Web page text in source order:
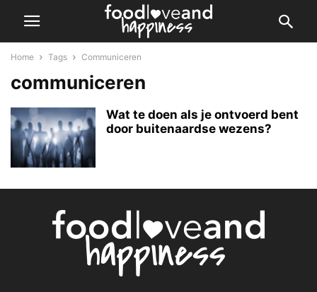
Home Tags Communiceren
communiceren
Wat te doen als je ontvoerd bent
door buitenaardse wezens?